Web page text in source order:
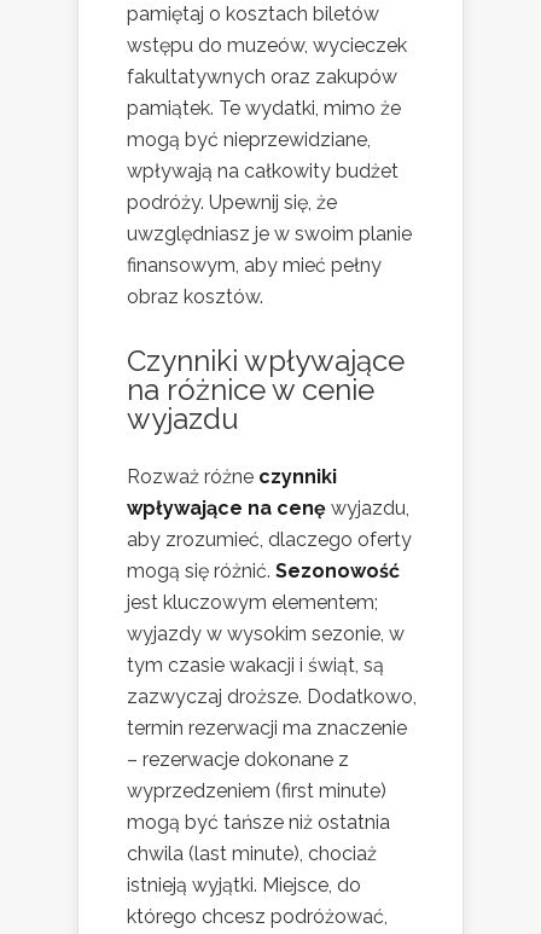
pamiętaj o kosztach biletów
wstępu do muzeów, wycieczek
fakultatywnych oraz zakupów
pamiątek. Te wydatki, mimo że
mogą być nieprzewidziane,
wpływają na całkowity budżet
podróży. Upewnij się, że
uwzględniasz je w swoim planie
finansowym, aby mieć pełny
obraz kosztów.
Czynniki wpływające
na różnice w cenie
wyjazdu
Rozważ różne czynniki
wpływające na cenę wyjazdu,
aby zrozumieć, dlaczego oferty
mogą się różnić. Sezonowość
jest kluczowym elementem;
wyjazdy w wysokim sezonie, w
tym czasie wakacji i świąt, są
zazwyczaj droższe. Dodatkowo,
termin rezerwacji ma znaczenie
– rezerwacje dokonane z
wyprzedzeniem (first minute)
mogą być tańsze niż ostatnia
chwila (last minute), chociaż
istnieją wyjątki. Miejsce, do
którego chcesz podróżować,